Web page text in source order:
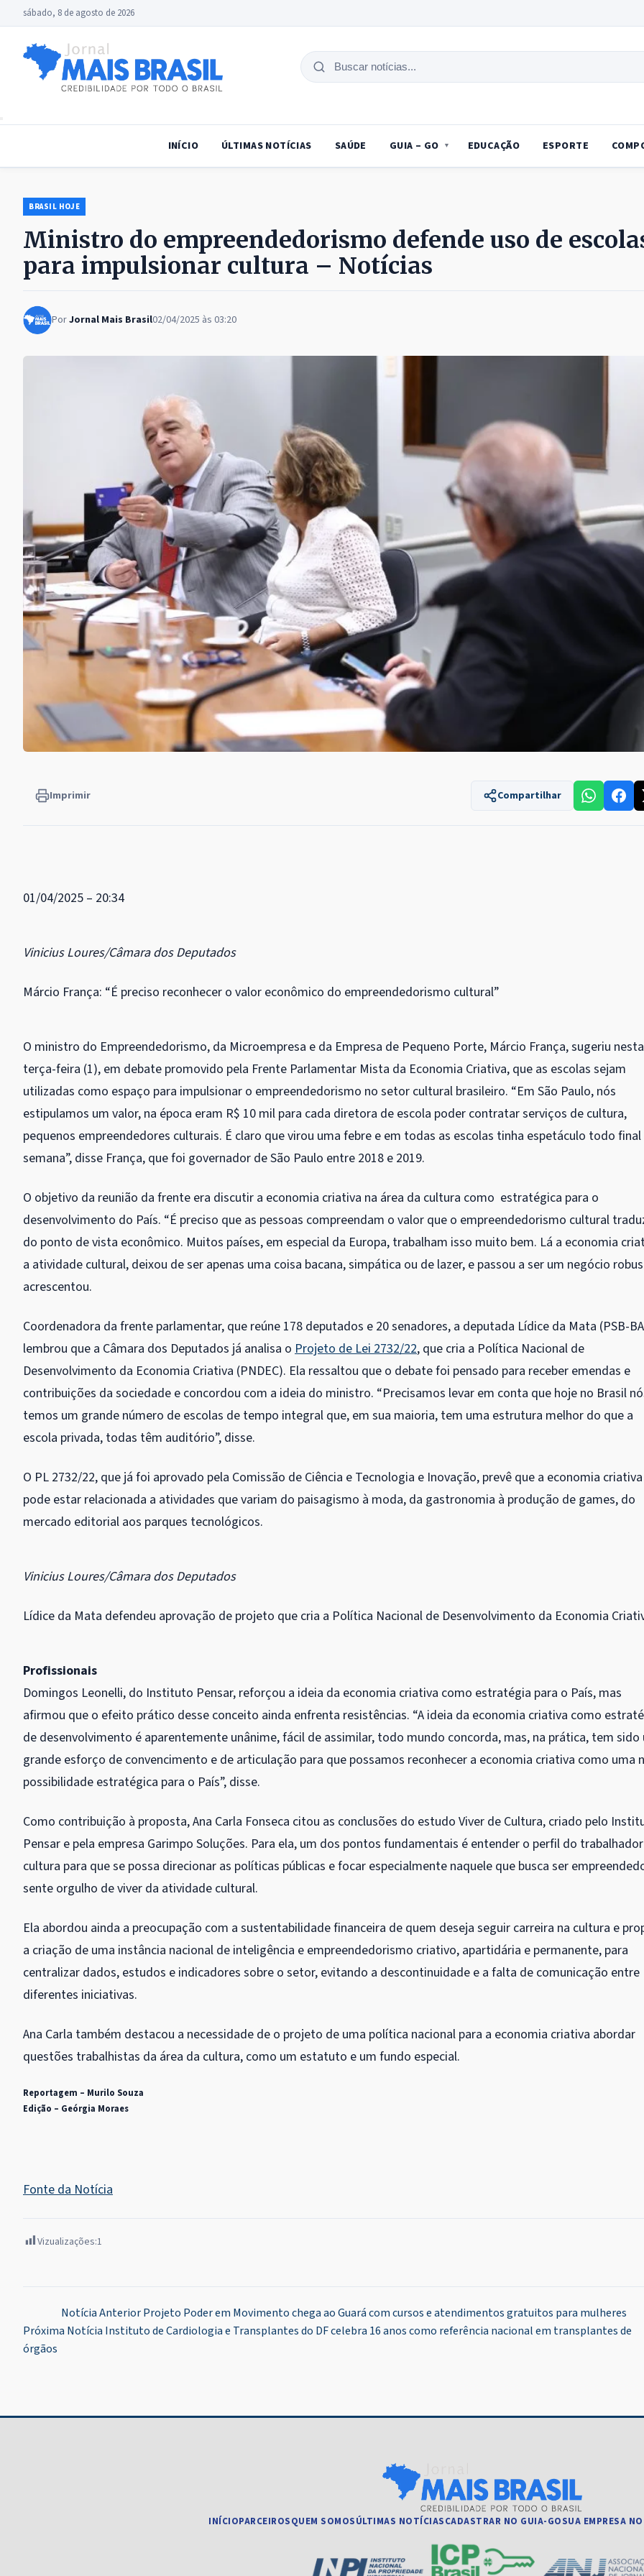
sábado, 8 de agosto de 2026
Buscar
INÍCIO ÚLTIMAS NOTÍCIAS SAÚDE GUIA – GO EDUCAÇÃO ESPORTE
BRASIL HOJE
Ministro do empreendedorismo defende uso de
para impulsionar cultura – Notícias
PorJornal Mais Brasil02/04/2025 às 03:20
Imprimir Compartilhar
01/04/2025 – 20:34
Vinicius Loures/Câmara dos Deputados
Márcio França: “É preciso reconhecer o valor econômico do empreendedorismo cultural”
O ministro do Empreendedorismo, da Microempresa e da Empresa de Pequeno Porte, Márcio França, sugeriu nesta
terça-feira (1), em debate promovido pela Frente Parlamentar Mista da Economia Criativa, que as escolas sejam
utilizadas como espaço para impulsionar o empreendedorismo no setor cultural brasileiro. “Em São Paulo, nós
estipulamos um valor, na época eram R$ 10 mil para cada diretora de escola poder contratar serviços de cultura,
pequenos empreendedores culturais. É claro que virou uma febre e em todas as escolas tinha espetáculo todo
semana”, disse França, que foi governador de São Paulo entre 2018 e 2019.
O objetivo da reunião da frente era discutir a economia criativa na área da cultura como estratégica para o
desenvolvimento do País. “É preciso que as pessoas compreendam o valor que o empreendedorismo cultural
do ponto de vista econômico. Muitos países, em especial da Europa, trabalham isso muito bem. Lá a economia
a atividade cultural, deixou de ser apenas uma coisa bacana, simpática ou de lazer, e passou a ser um negócio
acrescentou.
Coordenadora da frente parlamentar, que reúne 178 deputados e 20 senadores, a deputada Lídice da Mata (PSB-
lembrou que a Câmara dos Deputados já analisa o Projeto de Lei 2732/22, que cria a Política Nacional de
Desenvolvimento da Economia Criativa (PNDEC). Ela ressaltou que o debate foi pensado para receber emendas e
contribuições da sociedade e concordou com a ideia do ministro. “Precisamos levar em conta que hoje no Brasil
temos um grande número de escolas de tempo integral que, em sua maioria, tem uma estrutura melhor do que a
escola privada, todas têm auditório”, disse.
O PL 2732/22, que já foi aprovado pela Comissão de Ciência e Tecnologia e Inovação, prevê que a economia criativa
pode estar relacionada a atividades que variam do paisagismo à moda, da gastronomia à produção de games, do
mercado editorial aos parques tecnológicos.
Vinicius Loures/Câmara dos Deputados
Lídice da Mata defendeu aprovação de projeto que cria a Política Nacional de Desenvolvimento da Economia
Profissionais
Domingos Leonelli, do Instituto Pensar, reforçou a ideia da economia criativa como estratégia para o País, mas
afirmou que o efeito prático desse conceito ainda enfrenta resistências. “A ideia da economia criativa como
de desenvolvimento é aparentemente unânime, fácil de assimilar, todo mundo concorda, mas, na prática, tem sido
grande esforço de convencimento e de articulação para que possamos reconhecer a economia criativa como uma
possibilidade estratégica para o País”, disse.
Como contribuição à proposta, Ana Carla Fonseca citou as conclusões do estudo Viver de Cultura, criado pelo
Pensar e pela empresa Garimpo Soluções. Para ela, um dos pontos fundamentais é entender o perfil do
cultura para que se possa direcionar as políticas públicas e focar especialmente naquele que busca ser
sente orgulho de viver da atividade cultural.
Ela abordou ainda a preocupação com a sustentabilidade financeira de quem deseja seguir carreira na cultura e
a criação de uma instância nacional de inteligência e empreendedorismo criativo, apartidária e permanente, para
centralizar dados, estudos e indicadores sobre o setor, evitando a descontinuidade e a falta de comunicação entre
diferentes iniciativas.
Ana Carla também destacou a necessidade de o projeto de uma política nacional para a economia criativa abordar
questões trabalhistas da área da cultura, como um estatuto e um fundo especial.
Reportagem – Murilo Souza
Edição – Geórgia Moraes
Fonte da Notícia
Vizualizações:1
Navegação
de
Notícia Anterior Projeto Poder em Movimento chega ao Guará com cursos e atendimentos gratuitos para mulheres
Próxima Notícia Instituto de Cardiologia e Transplantes do DF celebra 16 anos como referência nacional em transplantes de
órgãos
INÍCIOPARCEIROSQUEM SOMOSÚLTIMAS NOTÍCIASCADASTRAR NO GUIA-GOSUA EMPRESA